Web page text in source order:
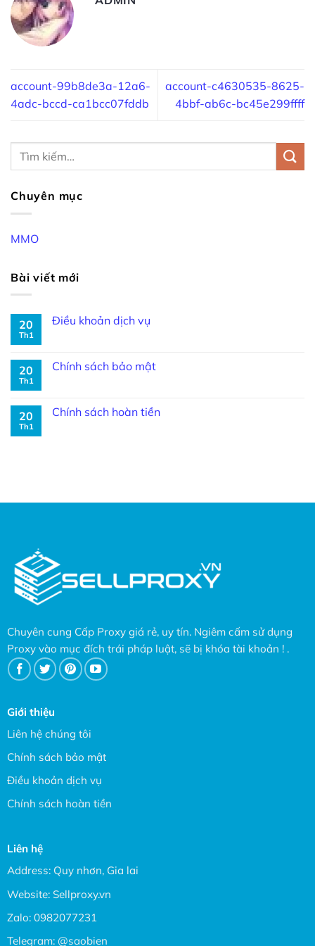
account-99b8de3a-12a6-
4adc-bccd-ca1bcc07fddb
account-c4630535-8625-
4bbf-ab6c-bc45e299ffff
Chuyên mục
MMO
Bài viết mới
20
Th1
Điều khoản dịch vụ
20
Th1
Chính sách bảo mật
20
Th1
Chính sách hoàn tiền
Chuyên cung Cấp Proxy giá rẻ, uy tín. Ngiêm cấm sử dụng
Proxy vào mục đích trái pháp luật, sẽ bị khóa tài khoản ! .
Giới thiệu
Liên hệ chúng tôi
Chính sách bảo mật
Điều khoản dịch vụ
Chính sách hoàn tiền
Liên hệ
Address: Quy nhơn, Gia lai
Website: Sellproxy.vn
Zalo: 0982077231
Telegram: @saobien